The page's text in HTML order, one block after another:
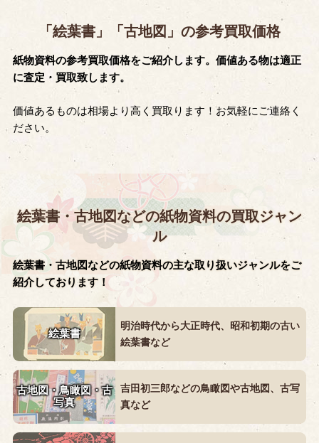
「絵葉書」「古地図」の参考買取価格
紙物資料の参考買取価格をご紹介します。価値ある物は適正
に査定・買取致します。
価値あるものは相場より高く買取ります！お気軽にご連絡く
ださい。
絵葉書・古地図などの紙物資料の買取ジャン
ル
絵葉書・古地図などの紙物資料の主な取り扱いジャンルをご
紹介しております！
絵葉書
明治時代から大正時代、昭和初期の古い
絵葉書など
古地図・鳥瞰図・古
写真
吉田初三郎などの鳥瞰図や古地図、古写
真など